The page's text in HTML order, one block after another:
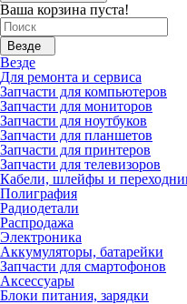
Ваша корзина пуста!
Везде
Везде
Для ремонта и сервиса
Запчасти для компьютеров
Запчасти для мониторов
Запчасти для ноутбуков
Запчасти для планшетов
Запчасти для принтеров
Запчасти для телевизоров
Кабели, шлейфы и
Полиграфия
Радиодетали
Распродажа
Электроника
Аккумуляторы, батарейки
Запчасти для смартофонов
Аксессуары
Блоки питания, зарядки